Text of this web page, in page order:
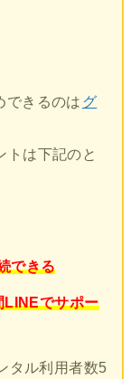
できるのは グ
トは下記のと
できる
LINEでサポー
タル利用者数5